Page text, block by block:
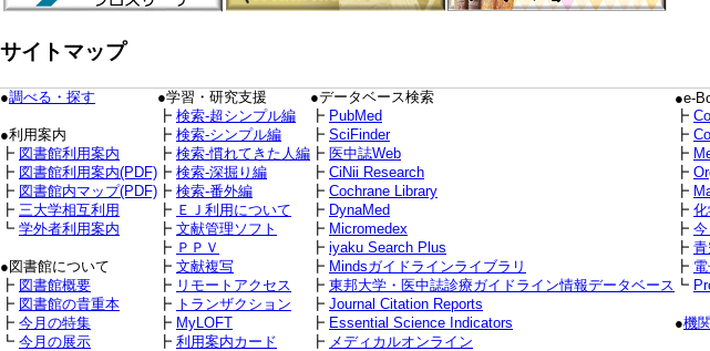
サイトマップ
●調べる・探す ●学習・研究支援 ●データベース検索
●e-
┣ 検索-超シンプル編 ┣ PubMed ┣
●利用案内
┣ 検索-シンプル編 ┣ SciFinder ┣
┣ 図書館利用案内 ┣ 検索-慣れてきた人編 ┣ 医中誌Web ┣
┣ 図書館利用案内(PDF) ┣ 検索-深掘り編 ┣ CiNii Research ┣
┣ 図書館内マップ(PDF) ┣ 検索-番外編 ┣ Cochrane Library ┣
┣ 三大学相互利用 ┣ ＥＪ利用について ┣ DynaMed ┣
┗ 学外者利用案内 ┣ 文献管理ソフト ┣ Micromedex ┣
┣ ＰＰＶ ┣ iyaku Search Plus ┣
●図書館について
┣ 文献複写 ┣ Mindsガイドラインライブラリ ┣
┣ 図書館概要 ┣ リモートアクセス ┣ 東邦大学・医中誌診療ガイドライン情報データベース ┗
┣ 図書館の貴重本 ┣ トランザクション ┣ Journal Citation Reports
┣ 今月の特集 ┣ MyLOFT ┣ Essential Science Indicators ●機
┗ 今月の展示 ┣ 利用案内カード ┣ メディカルオンライン